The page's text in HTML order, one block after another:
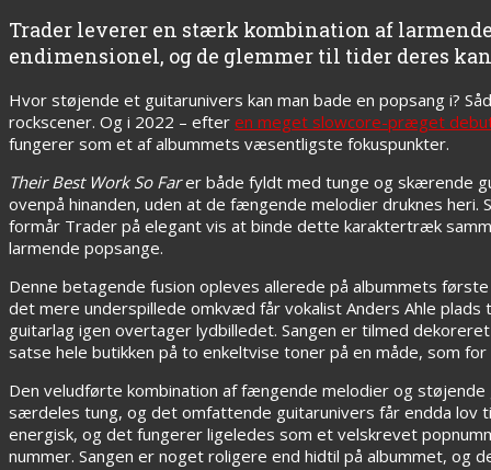
Trader leverer en stærk kombination af
endimensionel, og de glemmer til tider deres
Hvor støjende et guitarunivers kan man bade en popsang i?
rockscener. Og i 2022 – efter en meget slowcore-præget
fungerer som et af albummets væsentligste fokuspunkter.
Their Best Work So Farer både fyldt med tunge og skærende
ovenpå hinanden, uden at de fængende melodier druknes heri.
formår Trader på elegant vis at binde dette karaktertræk
larmende popsange.
Denne betagende fusion opleves allerede på albummets
det mere underspillede omkvæd får vokalist Anders Ahle
guitarlag igen overtager lydbilledet. Sangen er tilmed
satse hele butikken på to enkeltvise toner på en måde, som
Den veludførte kombination af fængende melodier og
særdeles tung, og det omfattende guitarunivers får endda lov
energisk, og det fungerer ligeledes som et velskrevet
nummer. Sangen er noget roligere end hidtil på albummet,